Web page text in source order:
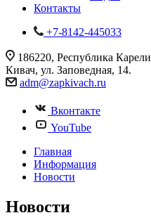
Контакты
+7-8142-445033
186220, Республика
Кивач, ул. Заповедная, 14.
adm@zapkivach.ru
Вконтакте
YouTube
Главная
Информация
Новости
Новости